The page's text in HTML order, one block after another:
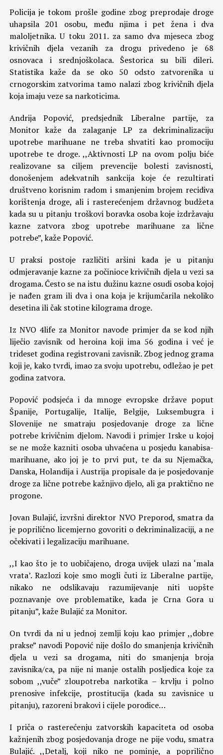
Policija je tokom prošle godine zbog preprodaje droge
uhapsila 201 osobu, među njima i pet žena i dva
maloljetnika. U toku 2011. za samo dva mjeseca zbog
krivičnih djela vezanih za drogu privedeno je 68
osnovaca i srednjoškolaca. Šestorica su bili dileri.
Statistika kaže da se oko 50 odsto zatvorenika u
crnogorskim zatvorima tamo nalazi zbog krivičnih djela
koja imaju veze sa narkoticima.
Andrija Popović, predsjednik Liberalne partije, za
Monitor kaže da zalaganje LP za dekriminalizaciju
upotrebe marihuane ne treba shvatiti kao promociju
upotrebe te droge. ,,Aktivnosti LP na ovom polju biće
realizovane sa ciljem prevencije bolesti zavisnosti,
donošenjem adekvatnih sankcija koje će rezultirati
društveno korisnim radom i smanjenim brojem recidiva
korištenja droge, ali i rasterećenjem državnog budžeta
kada su u pitanju troškovi boravka osoba koje izdržavaju
kazne zatvora zbog upotrebe marihuane za lične
potrebe”, kaže Popović.
U praksi postoje različiti aršini kada je u pitanju
odmjeravanje kazne za počinioce krivičnih djela u vezi sa
drogama. Često se na istu dužinu kazne osudi osoba kojoj
je nađen gram ili dva i ona koja je krijumčarila nekoliko
desetina ili čak stotine kilograma droge.
Iz NVO 4life za Monitor navode primjer da se kod njih
liječio zavisnik od heroina koji ima 56 godina i već je
trideset godina registrovani zavisnik. Zbog jednog grama
koji je, kako tvrdi, imao za svoju upotrebu, odležao je pet
godina zatvora.
Popović podsjeća i da mnoge evropske države poput
Španije, Portugalije, Italije, Belgije, Luksembugra i
Slovenije ne smatraju posjedovanje droge za lične
potrebe krivičnim djelom. Navodi i primjer Irske u kojoj
se ne može kazniti osoba uhvaćena u posjedu kanabisa-
marihuane, ako joj je to prvi put, te da su Njemačka,
Danska, Holandija i Austrija propisale da je posjedovanje
droge za lične potrebe kažnjivo djelo, ali ga praktično ne
progone.
Jovan Bulajić, izvršni direktor NVO Preporod, smatra da
je poprilično licemjerno govoriti o dekriminalizaciji, a ne
očekivati i legalizaciju marihuane.
,,I kao što je to uobičajeno, droga uvijek ulazi na ‘mala
vrata’. Razlozi koje smo mogli čuti iz Liberalne partije,
nikako ne odslikavaju razumijevanje niti uopšte
poznavanje ove problematike, kada je Crna Gora u
pitanju”, kaže Bulajić za Monitor.
On tvrdi da ni u jednoj zemlji koju kao primjer ,,dobre
prakse” navodi Popović nije došlo do smanjenja krivičnih
djela u vezi sa drogama, niti do smanjenja broja
zavisnika/ca, pa nije ni manje ostalih posljedica koje za
sobom ,,vuče” zloupotreba narkotika – krvlju i polno
prenosive infekcije, prostitucija (kada su zavisnice u
pitanju), razoreni brakovi i cijele porodice…
I priča o rasterećenju zatvorskih kapaciteta od osoba
kažnjenih zbog posjedovanja droge ne pije vodu, smatra
Bulajić. ,,Detalj, koji niko ne pominje, a poprilično